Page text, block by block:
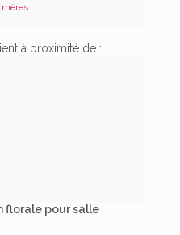
à proximité de :
florale pour salle